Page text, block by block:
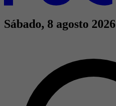
Sábado, 8 agosto 2026